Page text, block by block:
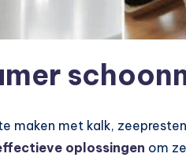
maken met kalk,
oplossingen om